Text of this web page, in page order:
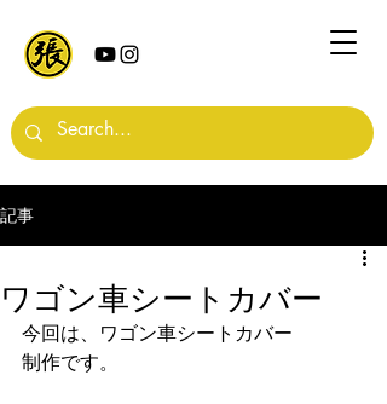
記事
ワゴン車シートカバー
今回は、ワゴン車シートカバー
制作です。